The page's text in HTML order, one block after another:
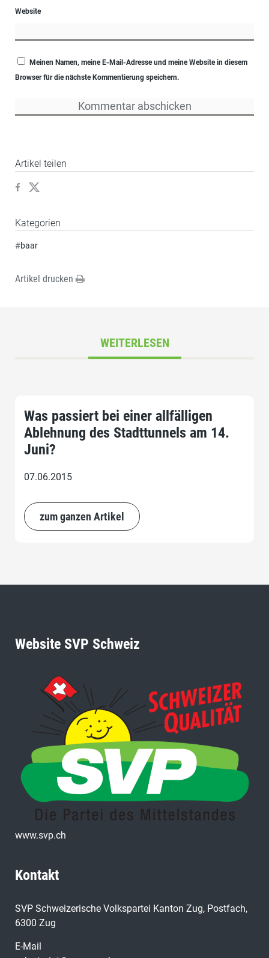
Website
Meinen Namen, meine E-Mail-Adresse und meine Website in diesem
Browser für die nächste Kommentierung speichern.
Artikel teilen
Kategorien
#baar
Artikel drucken
WEITERLESEN
Was passiert bei einer allfälligen
Ablehnung des Stadttunnels am 14.
Juni?
07.06.2015
zum ganzen Artikel
Website SVP Schweiz
www.svp.ch
Kontakt
SVP Schweizerische Volkspartei Kanton Zug, Postfach,
6300 Zug
E-Mail